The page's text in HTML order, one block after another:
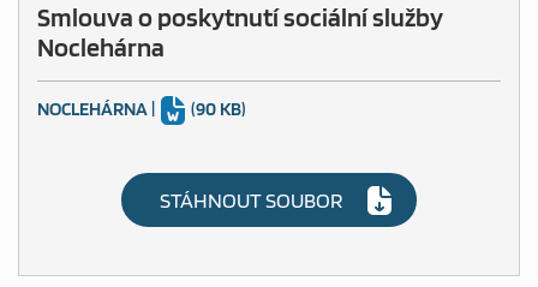
Smlouva o poskytnutí sociální služby
Noclehárna
NOCLEHÁRNA | (90 KB)
STÁHNOUT SOUBOR